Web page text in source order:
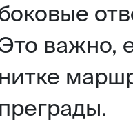
важно,
нитке
преграды.